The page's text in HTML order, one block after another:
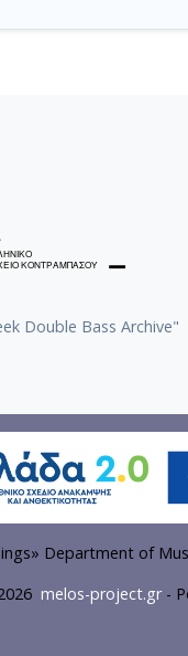
Double Bass Archive"
Department of
melos-project.gr-